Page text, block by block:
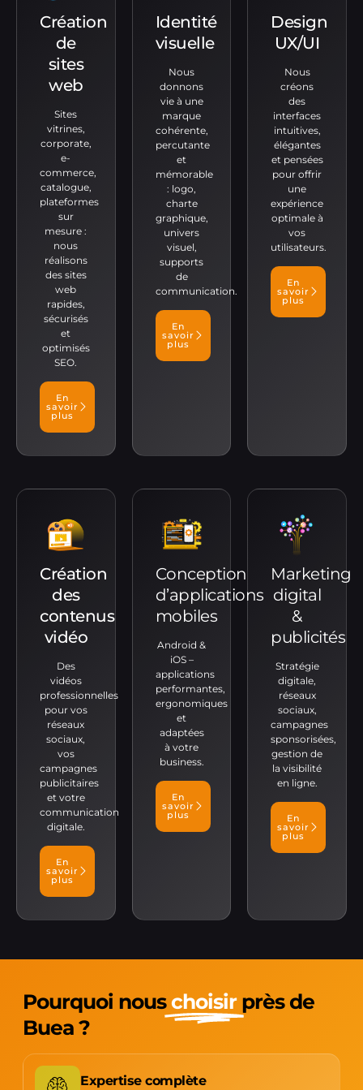
Création
de
sites
web
Sites
vitrines,
corporate,
e-
commerce,
catalogue,
plateformes
sur
mesure :
nous
réalisons
des sites
web
rapides,
sécurisés
et
optimisés
SEO.
En
savoir
plus
Identité
visuelle
Nous
donnons
vie à une
marque
cohérente,
percutante
et
mémorable
: logo,
charte
graphique,
univers
visuel,
supports
de
communication.
En
savoir
plus
Design
UX/UI
Nous
créons
des
interfaces
intuitives,
élégantes
et pensées
pour offrir
une
expérience
optimale à
vos
utilisateurs.
En
savoir
plus
Création
des
contenus
vidéo
Des
vidéos
professionnelles
pour vos
réseaux
sociaux,
vos
campagnes
publicitaires
et votre
communication
digitale.
En
savoir
plus
Conception
d’applications
mobiles
Android &
iOS –
applications
performantes,
ergonomiques
et
adaptées
à votre
business.
En
savoir
plus
Marketing
digital
&
publicités
Stratégie
digitale,
réseaux
sociaux,
campagnes
sponsorisées,
gestion de
la visibilité
en ligne.
En
savoir
plus
Pourquoi nouschoisir près de
Buea ?
Expertise complète